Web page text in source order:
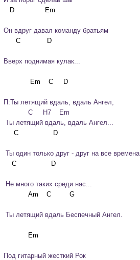
Он вдруг давал команду братьям
Вверх поднимая кулак...
П:Ты летящий вдаль, вдаль Ангел,
            C     Н7    Em
Ты летящий вдаль, вдаль Ангел...
Ты один только друг - друг на все времена
Не много таких среди нас...
Ты летящий вдаль Беспечный Ангел.
Под гитарный жесткий Рок